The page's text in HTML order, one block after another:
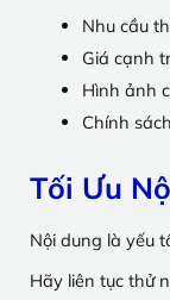
Nhu cầu
Giá cạnh
Hình ảnh
Chính
Tối Ưu
Nội dung là yếu
Hãy liên tục thử